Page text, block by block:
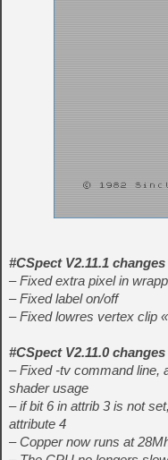
#CSpect V2.11.1 changes
– Fixed extra pixel in
– Fixed label on/off
– Fixed lowres vertex clip
#CSpect V2.11.0 changes
– Fixed -tv command line,
shader usage
– if bit 6 in attrib 3 is not
attribute 4
– Copper now runs at